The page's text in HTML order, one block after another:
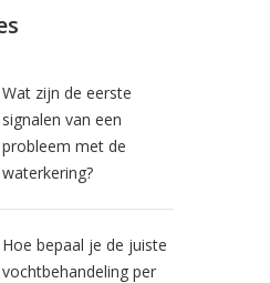
Wat zijn de eerste
signalen van een
probleem met de
waterkering?
Hoe bepaal je de juiste
vochtbehandeling per